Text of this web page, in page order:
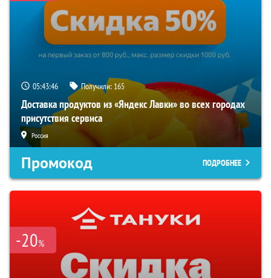
05:43:45 Получили: 165
Доставка продуктов из «Яндекс Лавки» во всех городах
присутствия сервиса
Россия
Промокод ПОДРОБНЕЕ
-20%